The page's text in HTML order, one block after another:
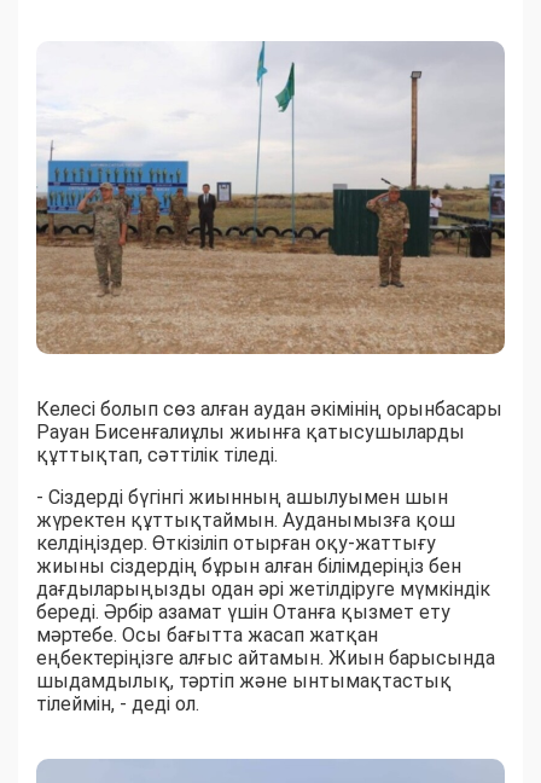
Келесі болып сөз алған аудан әкімінің орынбасары
Рауан Бисенғалиұлы жиынға қатысушыларды
құттықтап, сәттілік тіледі.
- Сіздерді бүгінгі жиынның ашылуымен шын
жүректен құттықтаймын. Ауданымызға қош
келдіңіздер. Өткізіліп отырған оқу-жаттығу
жиыны сіздердің бұрын алған білімдеріңіз бен
дағдыларыңызды одан әрі жетілдіруге мүмкіндік
береді. Әрбір азамат үшін Отанға қызмет ету
мәртебе. Осы бағытта жасап жатқан
еңбектеріңізге алғыс айтамын. Жиын барысында
шыдамдылық, тәртіп және ынтымақтастық
тілеймін, - деді ол.